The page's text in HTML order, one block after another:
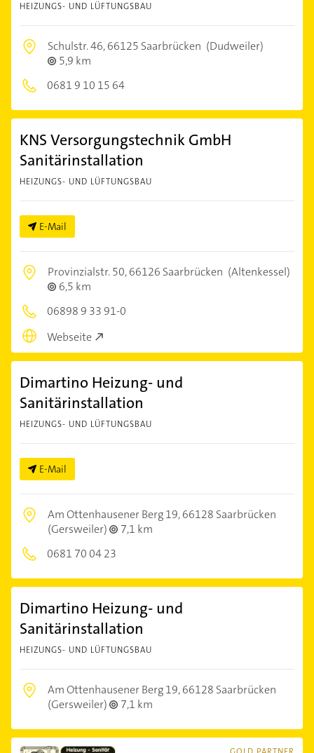
HEIZUNGS- UND LÜFTUNGSBAU
Schulstr. 46,66125 Saarbrücken (Dudweiler)
5,9 km
0681 9 10 15 64
KNS Versorgungstechnik GmbH
Sanitärinstallation
HEIZUNGS- UND LÜFTUNGSBAU
E-Mail
Provinzialstr. 50,66126 Saarbrücken (Altenkessel)
6,5 km
06898 9 33 91-0
Webseite
Dimartino Heizung- und
Sanitärinstallation
HEIZUNGS- UND LÜFTUNGSBAU
E-Mail
Am Ottenhausener Berg 19,66128 Saarbrücken
(Gersweiler)
7,1 km
0681 70 04 23
Dimartino Heizung- und
Sanitärinstallation
HEIZUNGS- UND LÜFTUNGSBAU
Am Ottenhausener Berg 19,66128 Saarbrücken
(Gersweiler)
7,1 km